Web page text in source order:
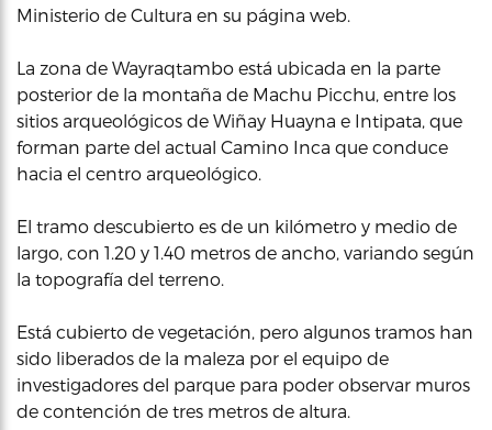
Ministerio de Cultura en su página web.
La zona de Wayraqtambo está ubicada en la parte
posterior de la montaña de Machu Picchu, entre los
sitios arqueológicos de Wiñay Huayna e Intipata, que
forman parte del actual Camino Inca que conduce
hacia el centro arqueológico.
El tramo descubierto es de un kilómetro y medio de
largo, con 1.20 y 1.40 metros de ancho, variando según
la topografía del terreno.
Está cubierto de vegetación, pero algunos tramos han
sido liberados de la maleza por el equipo de
investigadores del parque para poder observar muros
de contención de tres metros de altura.